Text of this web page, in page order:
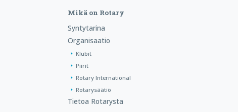
Mikä on Rotary
Syntytarina
Organisaatio
Klubit
Piirit
Rotary International
Rotarysäätiö
Tietoa Rotarysta